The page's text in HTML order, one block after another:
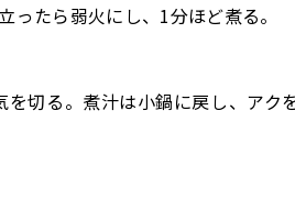
たら弱火にし、1分ほど煮る。
切る。煮汁は小鍋に戻し、アク